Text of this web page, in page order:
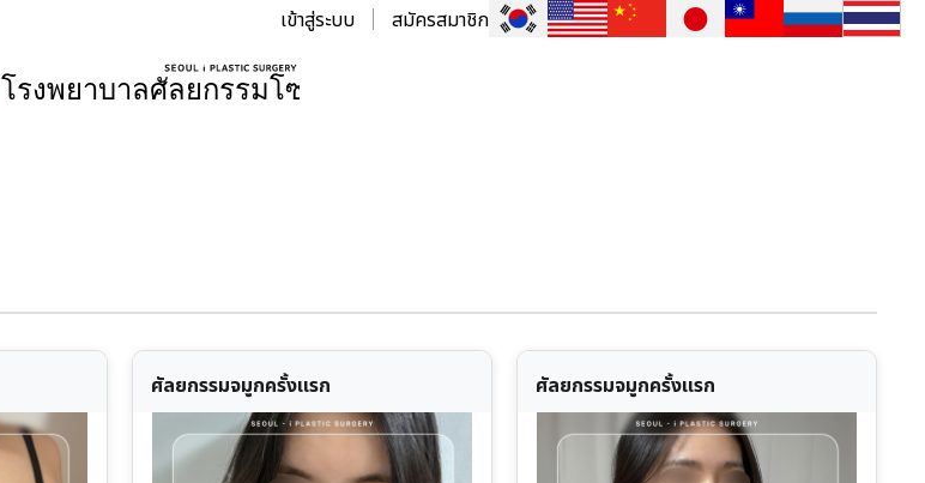
เข้าสู่ระบบ สมัครสมาชิก
ศัลยกรรมจมูกครั้งแรก ศัลยกรรมจมูกครั้งแรก